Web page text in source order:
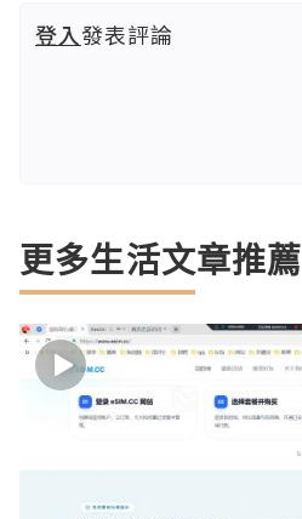
登入發表評論
更多生活文章推薦